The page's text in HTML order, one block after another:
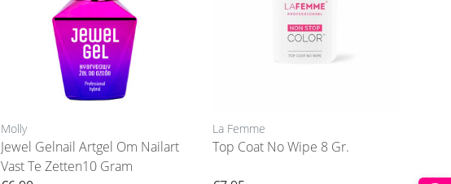
Molly
Jewel Gelnail Artgel Om Nailart
Vast Te Zetten10 Gram
La Femme
Top Coat No Wipe 8 Gr.